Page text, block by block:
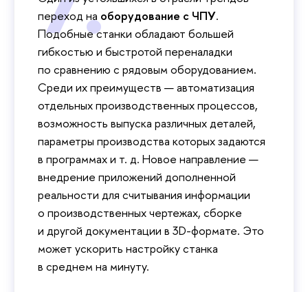
переход на оборудование с ЧПУ.
Подобные станки обладают большей
гибкостью и быстротой переналадки
по сравнению с рядовым оборудованием.
Среди их преимуществ — автоматизация
отдельных производственных процессов,
возможность выпуска различных деталей,
параметры производства которых задаются
в программах и т. д. Новое направление —
внедрение приложений дополненной
реальности для считывания информации
о производственных чертежах, сборке
и другой документации в 3D-формате. Это
может ускорить настройку станка
в среднем на минуту.